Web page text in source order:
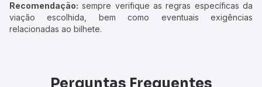
Recomendação: sempre verifique as regras específicas da
viação escolhida, bem como eventuais exigências
relacionadas ao bilhete.
Perguntas Frequentes